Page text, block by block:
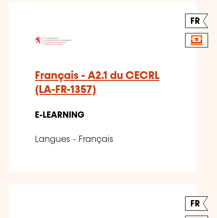
FR
Français - A2.1 du CECRL
(LA-FR-1357)
E-LEARNING
Langues - Français
FR